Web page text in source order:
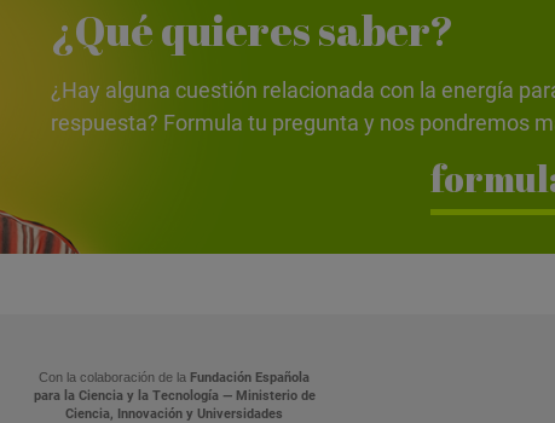
¿Qué quieres saber?
¿Hay alguna cuestión relacionada con la energía
respuesta? Formula tu pregunta y nos pondremos
Con la colaboración de la Fundación Española
para la Ciencia y la Tecnología — Ministerio de
Ciencia, Innovación y Universidades